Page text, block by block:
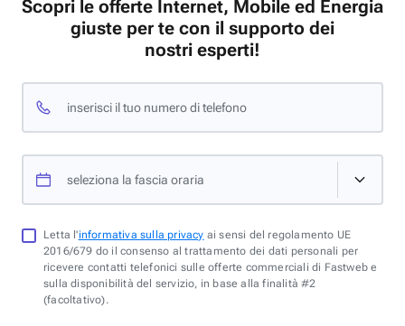
Scopri le offerte Internet, Mobile ed Energia
giuste per te con il supporto dei
nostri esperti!
inserisci il tuo numero di telefono
seleziona la fascia oraria
Letta l'informativa sulla privacy ai sensi del regolamento UE
2016/679 do il consenso al trattamento dei dati personali per
ricevere contatti telefonici sulle offerte commerciali di Fastweb e
sulla disponibilità del servizio, in base alla finalità #2
(facoltativo).